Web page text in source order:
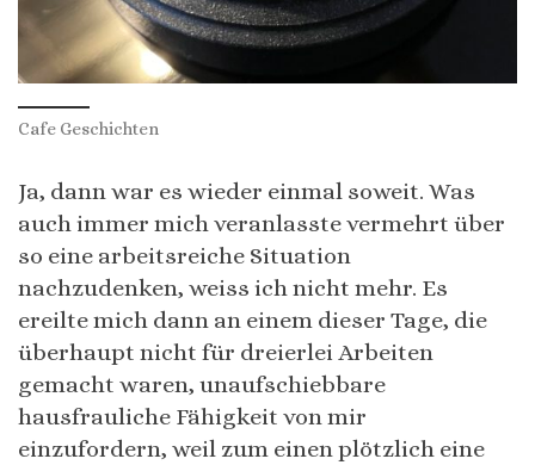
Cafe Geschichten
Ja, dann war es wieder einmal soweit. Was
auch immer mich veranlasste vermehrt über
so eine arbeitsreiche Situation
nachzudenken, weiss ich nicht mehr. Es
ereilte mich dann an einem dieser Tage, die
überhaupt nicht für dreierlei Arbeiten
gemacht waren, unaufschiebbare
hausfrauliche Fähigkeit von mir
einzufordern, weil zum einen plötzlich eine